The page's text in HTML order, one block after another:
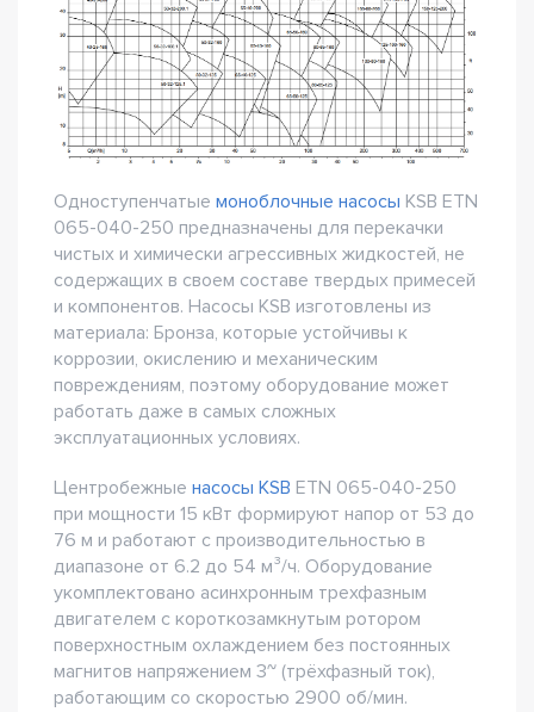
Одноступенчатые моноблочные насосы KSB ETN
065-040-250 предназначены для перекачки
чистых и химически агрессивных жидкостей, не
содержащих в своем составе твердых примесей
и компонентов. Насосы KSB изготовлены из
материала: Бронза, которые устойчивы к
коррозии, окислению и механическим
повреждениям, поэтому оборудование может
работать даже в самых сложных
эксплуатационных условиях.
Центробежные насосы KSB ETN 065-040-250
при мощности 15 кВт формируют напор от 53 до
76 м и работают с производительностью в
диапазоне от 6.2 до 54 м³/ч. Оборудование
укомплектовано асинхронным трехфазным
двигателем с короткозамкнутым ротором
поверхностным охлаждением без постоянных
магнитов напряжением 3~ (трёхфазный ток),
работающим со скоростью 2900 об/мин.